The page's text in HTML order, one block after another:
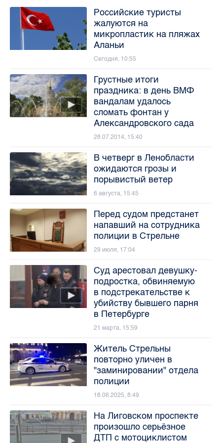
Российские туристы
жалуются на
микропластик на пляжах
Аланьи
Сегодня, 10:55
Грустные итоги
праздника: в день ВМФ
вандалам удалось
сломать фонтан у
Александровского сада
28.07.2014, 15:40
В четверг в Ленобласти
ожидаются грозы и
порывистый ветер
6 августа, 15:45
Перед судом предстанет
напавший на сотрудника
полиции в Стрельне
29 июля, 17:04
Суд арестовал девушку-
подростка, обвиняемую
в подстрекательстве к
убийству бывшего парня
в Петербурге
21 марта, 15:59
Житель Стрельны
повторно уличен в
"заминировании" отдела
полиции
18.06.2025, 8:49
На Лиговском проспекте
произошло серьёзное
ДТП с мотоциклистом